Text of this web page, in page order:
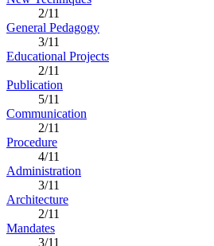
2/11
General Pedagogy
3/11
Educational Projects
2/11
Publication
5/11
Communication
2/11
Procedure
4/11
Administration
3/11
Architecture
2/11
Mandates
3/11